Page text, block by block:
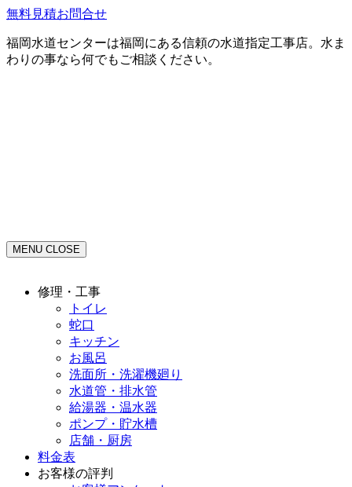
無料見積お問合せ
福岡水道センターは福岡にある信頼の水道指定工事店。水ま
わりの事なら何でもご相談ください。
MENU CLOSE
修理・工事
トイレ
蛇口
キッチン
お風呂
洗面所・洗濯機廻り
水道管・排水管
給湯器・温水器
ポンプ・貯水槽
店舗・厨房
料金表
お客様の評判